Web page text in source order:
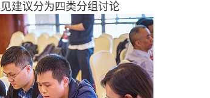
建议分为四类分组讨论